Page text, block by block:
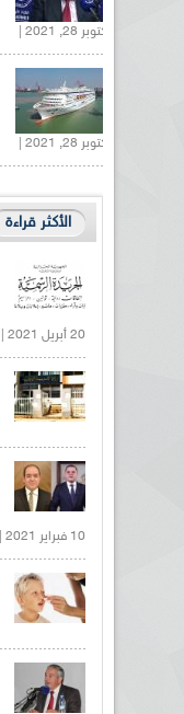
أكتوبر 28, 2021 |
أكتوبر 28, 2021 |
الأكثر قراءة
20 أبريل 2021 |
10 فبراير 2021 |